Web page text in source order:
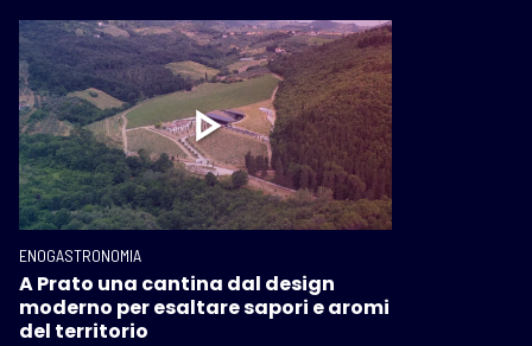
ENOGASTRONOMIA
A Prato una cantina dal design
moderno per esaltare sapori e aromi
del territorio